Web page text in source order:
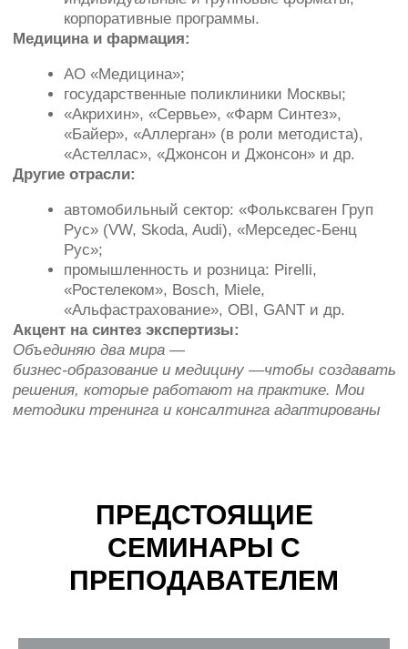
ПРЕДСТОЯЩИЕ
СЕМИНАРЫ С
ПРЕПОДАВАТЕЛЕМ